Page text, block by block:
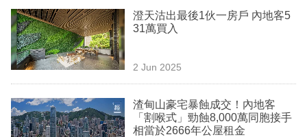
區
澄天沽出最後1伙一房戶 內地客5
31萬買入
2 Jun 2025
渣甸山豪宅暴蝕成交！內地客
「割喉式」勁蝕8,000萬同胞接手
相當於2666年公屋租金